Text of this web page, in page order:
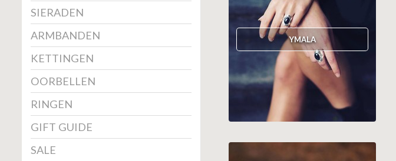
SIERADEN
ARMBANDEN
KETTINGEN
OORBELLEN
RINGEN
GIFT GUIDE
SALE
YMALA